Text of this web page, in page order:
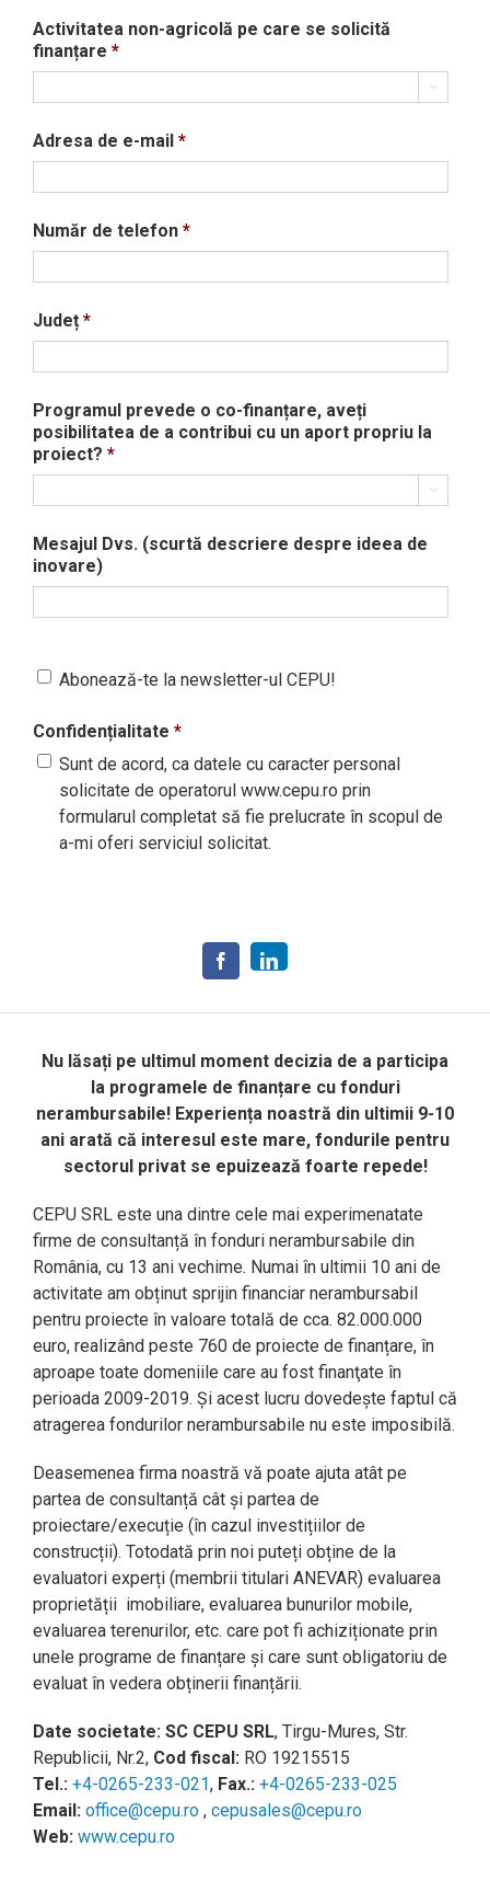
Activitatea non-agricolă pe care se solicită
finanțare *

Adresa de e-mail *
Număr de telefon *
Județ *
Programul prevede o co-finanțare, aveți
posibilitatea de a contribui cu un aport propriu la
proiect? *

Mesajul Dvs. (scurtă descriere despre ideea de
inovare)
Abonează-te la newsletter-ul CEPU!
Confidențialitate *
Sunt de acord, ca datele cu caracter personal
solicitate de operatorul www.cepu.ro prin
formularul completat să fie prelucrate în scopul de
a-mi oferi serviciul solicitat.
Nu lăsați pe ultimul moment decizia de a participa
la programele de finanțare cu fonduri
nerambursabile! Experiența noastră din ultimii 9-10
ani arată că interesul este mare, fondurile pentru
sectorul privat se epuizează foarte repede!
CEPU SRL este una dintre cele mai experimenatate
firme de consultanță în fonduri nerambursabile din
România, cu 13 ani vechime. Numai în ultimii 10 ani de
activitate am obținut sprijin financiar nerambursabil
pentru proiecte în valoare totală de cca. 82.000.000
euro, realizând peste 760 de proiecte de finanțare, în
aproape toate domeniile care au fost finanţate în
perioada 2009-2019. Și acest lucru dovedește faptul că
atragerea fondurilor nerambursabile nu este imposibilă.
Deasemenea firma noastră vă poate ajuta atât pe
partea de consultanță cât și partea de
proiectare/execuție (în cazul investițiilor de
construcții). Totodată prin noi puteți obține de la
evaluatori experți (membrii titulari ANEVAR) evaluarea
proprietății imobiliare, evaluarea bunurilor mobile,
evaluarea terenurilor, etc. care pot fi achiziționate prin
unele programe de finanțare și care sunt obligatoriu de
evaluat în vedera obținerii finanțării.
Date societate: SC CEPU SRL, Tirgu-Mures, Str.
Republicii, Nr.2, Cod fiscal: RO 19215515
Tel.: +4-0265-233-021, Fax.: +4-0265-233-025
Email: office@cepu.ro , cepusales@cepu.ro
Web: www.cepu.ro